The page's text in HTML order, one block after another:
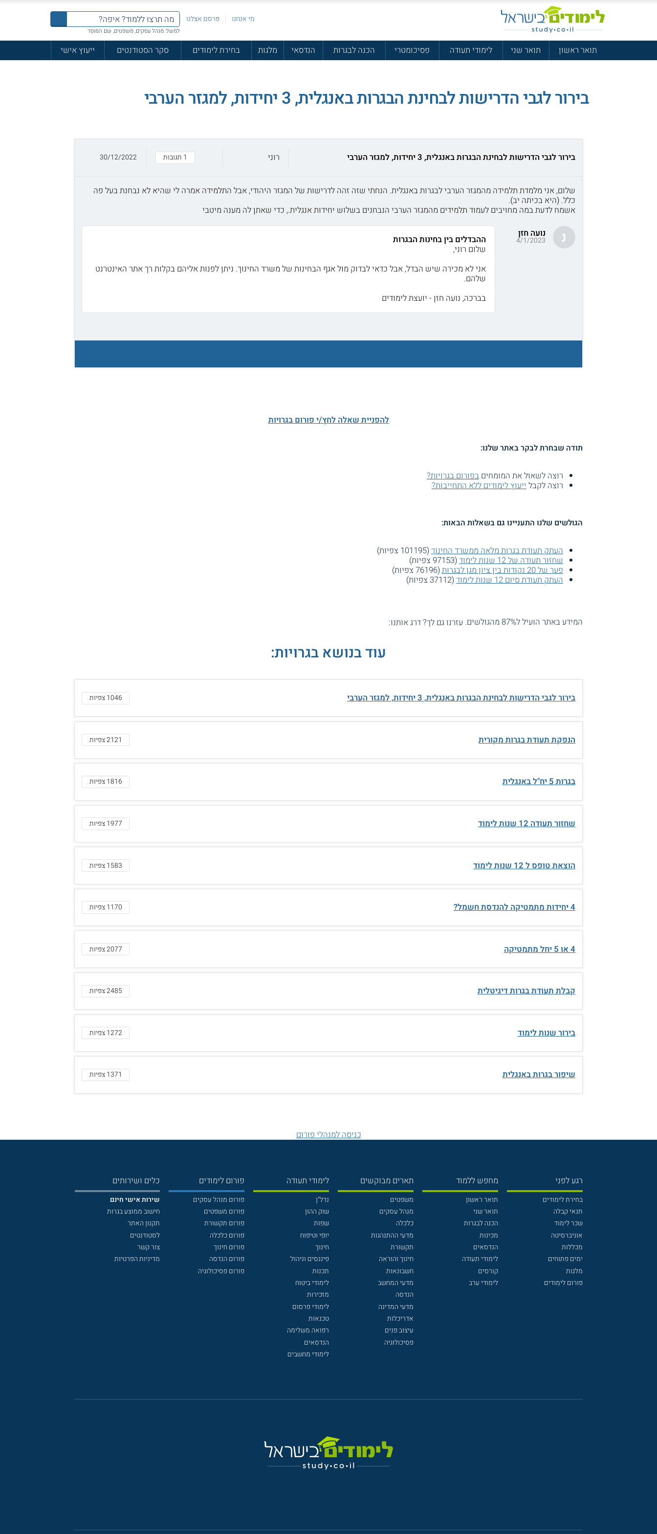
מי אנחנו פרסם אצלנו
למשל: מנהל עסקים, משפטים, שם המוסד
תואר ראשון תואר שני לימודי תעודה פסיכומטרי הכנה לבגרות הנדסאי מלגות בחירת לימודים סקר הסטודנטים ייעוץ אישי
בירור לגבי הדרישות לבחינת הבגרות באנגלית, 3 יחידות, למגזר הערבי
בירור לגבי הדרישות לבחינת הבגרות באנגלית, 3 יחידות, למגזר הערבי רוני 1 תגובות 30/12/2022
שלום, אני מלמדת תלמידה מהמגזר הערבי לבגרות באנגלית. הנחתי שזה זהה לדרישות של המגזר היהודי, אבל התלמידה אמרה לי שהיא לא נבחנת בעל פה
כלל. (היא בכיתה יב).
אשמח לדעת במה מחויבים לעמוד תלמידים מהמגזר הערבי הנבחנים בשלוש יחידות אנגלית., כדי שאתן לה מענה מיטבי
נ נועה חזן
4/1/2023
ההבדלים בין בחינות הבגרות
שלום רוני,
אני לא מכירה שיש הבדל, אבל כדאי לבדוק מול אגף הבחינות של משרד החינוך. ניתן לפנות אליהם בקלות רך אתר האינטרנט
שלהם.
בברכה, נועה חזן - יועצת לימודים
להפניית שאלה לחץ/י פורום בגרויות
תודה שבחרת לבקר באתר שלנו:
רוצה לשאול את המומחיםבפורום בגרויות?
רוצה לקבל ייעוץ לימודים ללא התחייבות?
הגולשים שלנו התעניינו גם בשאלות הבאות:
העתק תעודת בגרות מלאה ממשרד החינוך(101195 צפיות)
שחזור תעודה של 12 שנות לימוד
(97153 צפיות)
פער של 20 נקודות בין ציון מגן לבגרות
(76196 צפיות)
העתק תעודת סיום 12 שנות לימוד
(37112 צפיות)
המידע באתר הועיל ל87% מהגולשים. עזרנו גם לך? דרג אותנו:
עוד בנושא בגרויות:
בירור לגבי הדרישות לבחינת הבגרות באנגלית, 3 יחידות, למגזר הערבי 1046 צפיות
הנפקת תעודת בגרות מקורית 2121 צפיות
בגרות 5 יח"ל באנגלית 1816 צפיות
שחזור תעודה 12 שנות לימוד 1977 צפיות
הוצאת טופס ל 12 שנות לימוד 1583 צפיות
4 יחידות מתמטיקה להנדסת חשמל? 1170 צפיות
4 או 5 יחל מתמטיקה 2077 צפיות
קבלת תעודת בגרות דיגיטלית 2485 צפיות
בירור שנות לימוד 1272 צפיות
שיפור בגרות באנגלית 1371 צפיות
כניסה למנהלי פורום
רגע לפני
בחירת לימודים
תנאי קבלה
שכר לימוד
אוניברסיטה
מכללות
ימים פתוחים
מלגות
פורום לימודים
מחפש ללמוד
תואר ראשון
תואר שני
הכנה לבגרות
מכינות
הנדסאים
לימודי תעודה
קורסים
לימודי ערב
תארים מבוקשים
משפטים
מנהל עסקים
כלכלה
מדעי ההתנהגות
תקשורת
חינוך והוראה
חשבונאות
מדעי המחשב
הנדסה
מדעי המדינה
אדריכלות
עיצוב פנים
פסיכולוגיה
לימודי תעודה
נדל"ן
שוק ההון
שפות
יופי וטיפוח
חינוך
פיננסים וניהול
תכנות
לימודי ביטוח
מזכירות
לימודי פרסום
טכנאות
רפואה משלימה
הנדסאים
לימודי מחשבים
פורום לימודים
פורום מנהל עסקים
פורום משפטים
פורום תקשורת
פורום כלכלה
פורום חינוך
פורום הנדסה
פורום פסיכולוגיה
כלים ושירותים
שירות אישי חינם
חישוב ממוצע בגרות
תקנון האתר
לסטודנטים
צור קשר
מדיניות הפרטיות